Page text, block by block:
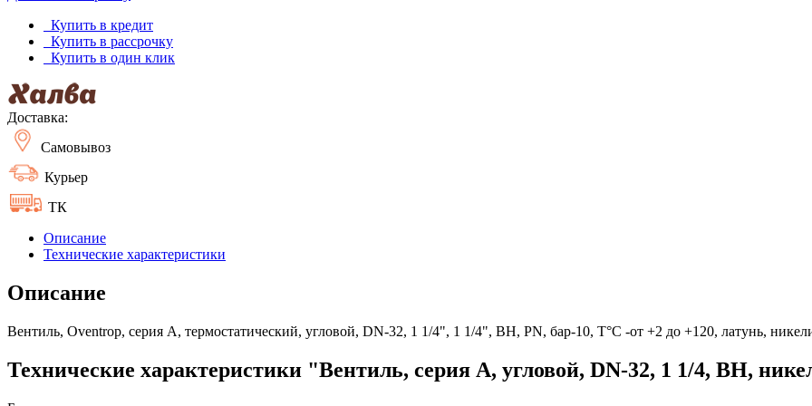
Купить в кредит
Купить в рассрочку
Купить в один клик
Доставка:
Самовывоз
Курьер
ТК
Описание
Технические характеристики
Описание
Вентиль, Oventrop, серия A, термостатический, угловой, DN-32, 1 1/4", 1 1/4", ВН, PN, бар-10, T°C -от +2 до +120, латунь,
Технические характеристики "Вентиль, серия A, угловой, DN-32, 1 1/4, ВН,